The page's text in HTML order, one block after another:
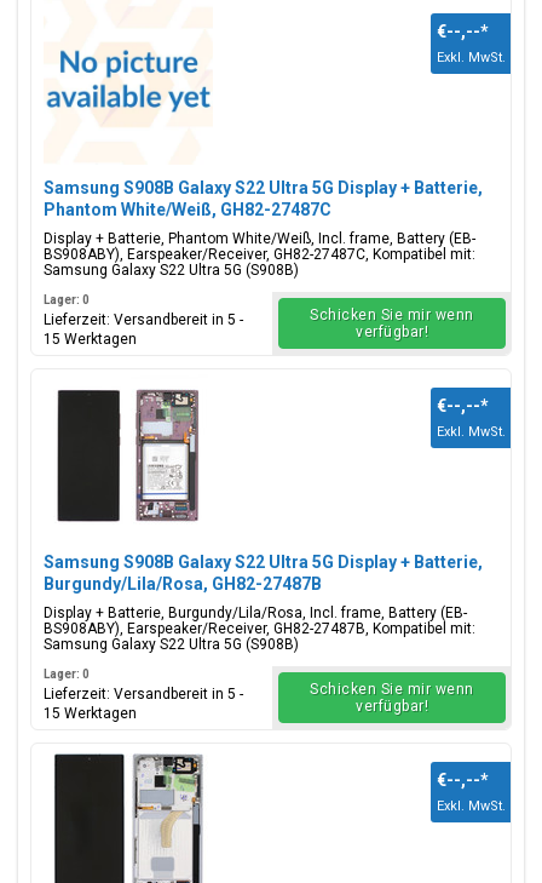
Samsung S908B Galaxy S22 Ultra 5G Display + Batterie,
Phantom White/Weiß, GH82-27487C
Display + Batterie, Phantom White/Weiß, Incl. frame, Battery (EB-
BS908ABY), Earspeaker/Receiver, GH82-27487C, Kompatibel mit:
Samsung Galaxy S22 Ultra 5G (S908B)
€--,--*
Exkl. MwSt.
Lager: 0
Lieferzeit: Versandbereit in 5 -
15 Werktagen
Schicken Sie mir wenn
verfügbar!
Samsung S908B Galaxy S22 Ultra 5G Display + Batterie,
Burgundy/Lila/Rosa, GH82-27487B
Display + Batterie, Burgundy/Lila/Rosa, Incl. frame, Battery (EB-
BS908ABY), Earspeaker/Receiver, GH82-27487B, Kompatibel mit:
Samsung Galaxy S22 Ultra 5G (S908B)
€--,--*
Exkl. MwSt.
Lager: 0
Lieferzeit: Versandbereit in 5 -
15 Werktagen
Schicken Sie mir wenn
verfügbar!
€--,--*
Exkl. MwSt.